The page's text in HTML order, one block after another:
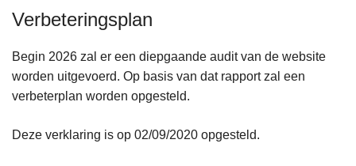
Verbeteringsplan
Begin 2026 zal er een diepgaande audit van de website
worden uitgevoerd. Op basis van dat rapport zal een
verbeterplan worden opgesteld.
Deze verklaring is op 02/09/2020 opgesteld.